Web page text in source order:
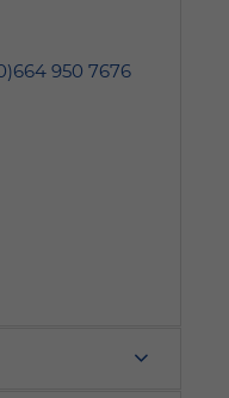
950 7676